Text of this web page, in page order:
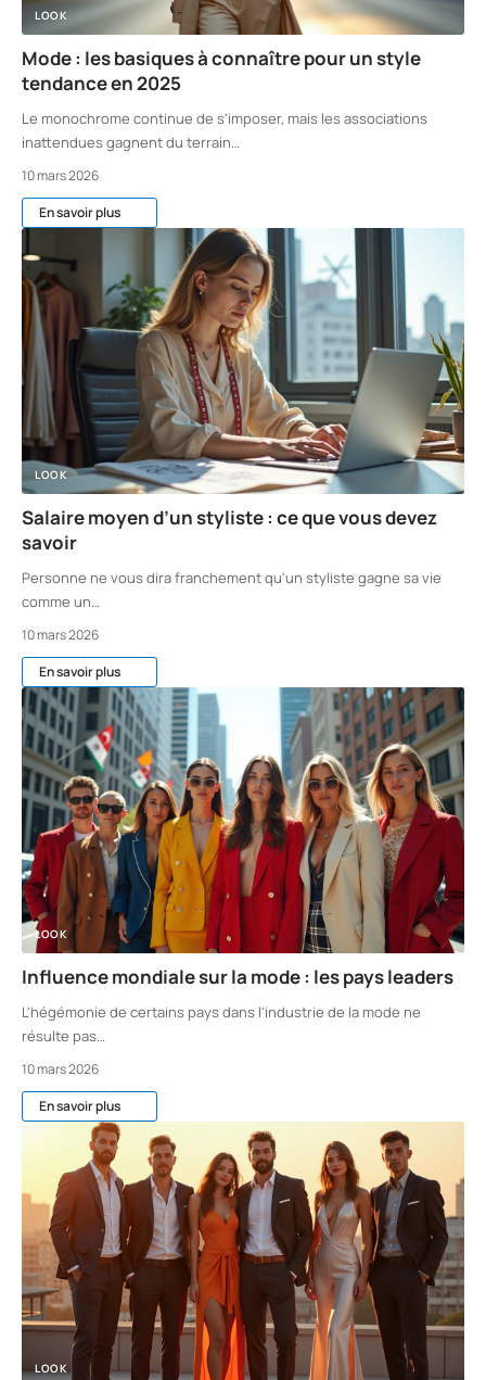
LOOK
Mode : les basiques à connaître pour un style
tendance en 2025
Le monochrome continue de s'imposer, mais les associations
inattendues gagnent du terrain…
10 mars 2026
En savoir plus
LOOK
Salaire moyen d’un styliste : ce que vous devez
savoir
Personne ne vous dira franchement qu'un styliste gagne sa vie
comme un…
10 mars 2026
En savoir plus
LOOK
Influence mondiale sur la mode : les pays leaders
L'hégémonie de certains pays dans l'industrie de la mode ne
résulte pas…
10 mars 2026
En savoir plus
LOOK